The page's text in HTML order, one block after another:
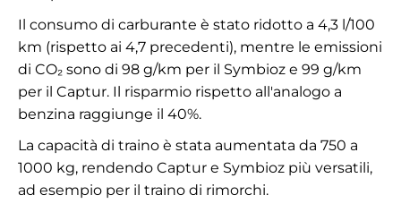
Il consumo di carburante è stato ridotto a 4,3 l/100
km (rispetto ai 4,7 precedenti), mentre le emissioni
di CO₂ sono di 98 g/km per il Symbioz e 99 g/km
per il Captur. Il risparmio rispetto all'analogo a
benzina raggiunge il 40%.
La capacità di traino è stata aumentata da 750 a
1000 kg, rendendo Captur e Symbioz più versatili,
ad esempio per il traino di rimorchi.